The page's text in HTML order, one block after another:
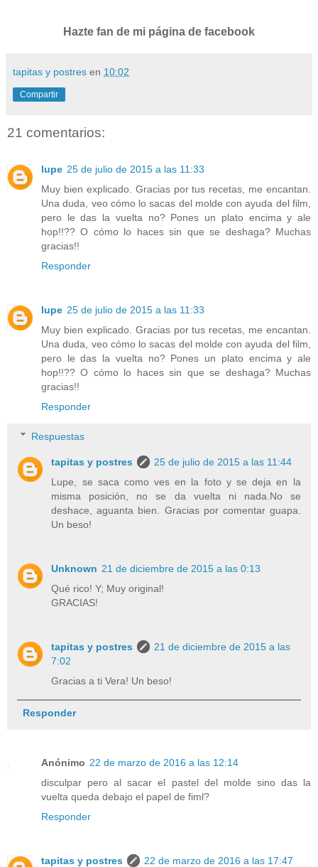
Hazte fan de mi página de facebook
tapitas y postres en 10:02
Compartir
21 comentarios:
lupe 25 de julio de 2015 a las 11:33
Muy bien explicado. Gracias por tus recetas, me encantan.
Una duda, veo cómo lo sacas del molde con ayuda del film,
pero le das la vuelta no? Pones un plato encima y ale
hop!!?? O cómo lo haces sin que se deshaga? Muchas
gracias!!
Responder
lupe 25 de julio de 2015 a las 11:33
Muy bien explicado. Gracias por tus recetas, me encantan.
Una duda, veo cómo lo sacas del molde con ayuda del film,
pero le das la vuelta no? Pones un plato encima y ale
hop!!?? O cómo lo haces sin que se deshaga? Muchas
gracias!!
Responder
Respuestas
tapitas y postres
25 de julio de 2015 a las 11:44
Lupe, se saca como ves en la foto y se deja en la
misma posición, no se da vuelta ni nada.No se
deshace, aguanta bien. Gracias por comentar guapa.
Un beso!
Unknown 21 de diciembre de 2015 a las 0:13
Qué rico! Y; Muy original!
GRACIAS!
tapitas y postres
21 de diciembre de 2015 a las
7:02
Gracias a ti Vera! Un beso!
Responder
Anónimo 22 de marzo de 2016 a las 12:14
disculpar pero al sacar el pastel del molde sino das la
vuelta queda debajo el papel de fiml?
Responder
tapitas y postres 22 de marzo de 2016 a las 17:47